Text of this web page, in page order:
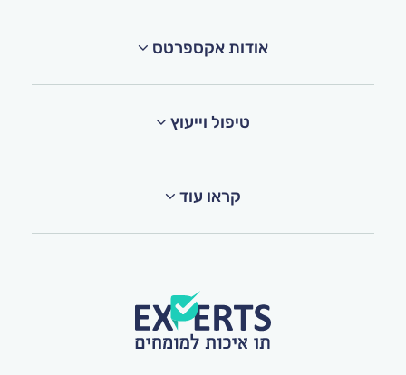
אודות אקספרטס
טיפול וייעוץ
קראו עוד